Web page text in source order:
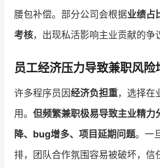
腰包补偿。部分公司会根据业绩占
考核，出现私活影响主业贡献的争
员工经济压力导致兼职风险
许多程序员因经济负担重，选择在
用。 但频繁兼职极易导致主业精力
降、bug增多、项目延期问题。一
排，团队合作氛围容易被破坏，信